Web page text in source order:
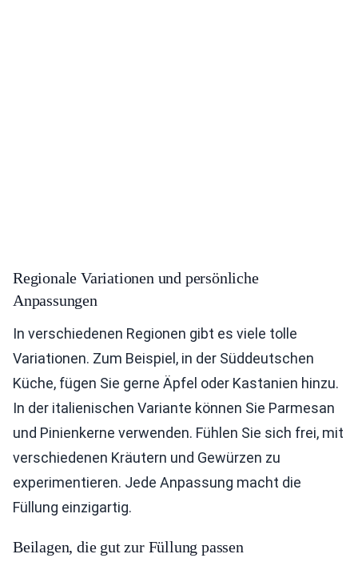
Regionale Variationen und persönliche
Anpassungen
In verschiedenen Regionen gibt es viele tolle
Variationen. Zum Beispiel, in der Süddeutschen
Küche, fügen Sie gerne Äpfel oder Kastanien hinzu.
In der italienischen Variante können Sie Parmesan
und Pinienkerne verwenden. Fühlen Sie sich frei, mit
verschiedenen Kräutern und Gewürzen zu
experimentieren. Jede Anpassung macht die
Füllung einzigartig.
Beilagen, die gut zur Füllung passen